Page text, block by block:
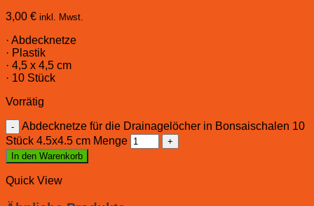
3,00 € inkl. Mwst.
· Abdecknetze
· Plastik
· 4,5 x 4,5 cm
· 10 Stück
Vorrätig
Abdecknetze für die Drainagelöcher in Bonsaischalen 10
Stück 4.5x4.5 cm Menge
In den Warenkorb
Quick View